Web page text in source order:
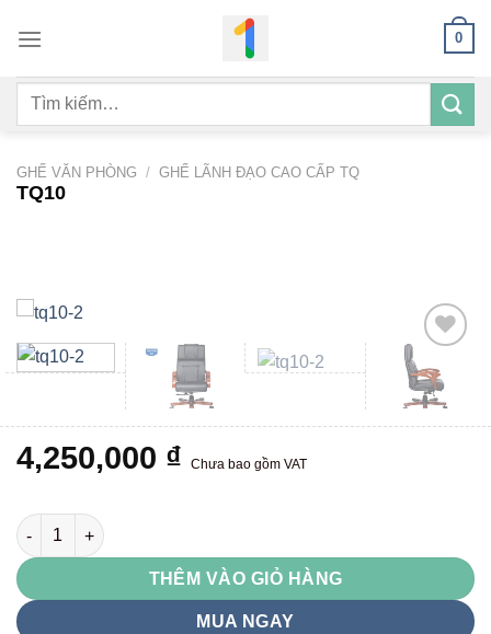
qua
dung
0
Tìm
GHẾ VĂN PHÒNG / GHẾ LÃNH ĐẠO CAO CẤP TQ
TQ10
Add to
wishlist
4,250,000 ₫ Chưa bao gồm VAT
TQ10 số lượng
THÊM VÀO GIỎ HÀNG
MUA NGAY